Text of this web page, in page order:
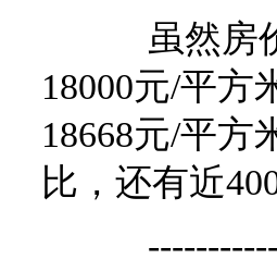
虽然房价
18000元/平方
18668元/平方
比，还有近